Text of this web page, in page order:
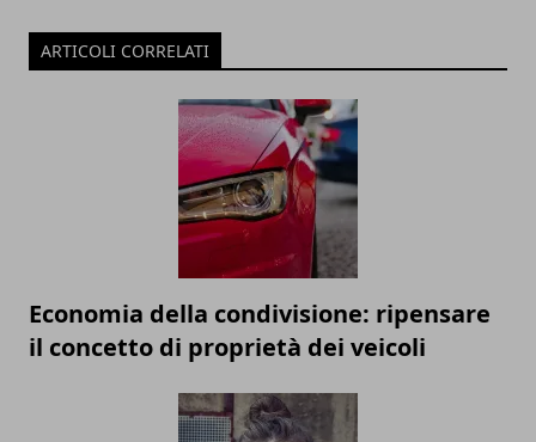
ARTICOLI CORRELATI
Economia della condivisione: ripensare
il concetto di proprietà dei veicoli